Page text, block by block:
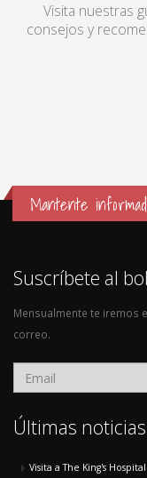
Visita nuestras
consejos y
Mantente
Suscríbete al
Mensualmente te iremos
correo.
Últimas noticias
Visita a The King's